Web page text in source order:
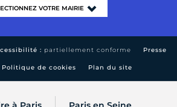
: partiellement conforme Presse
Politique de cookies Plan du site